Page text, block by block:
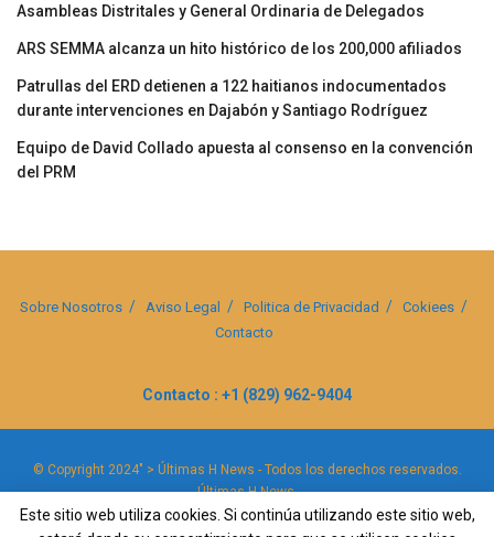
Asambleas Distritales y General Ordinaria de Delegados
ARS SEMMA alcanza un hito histórico de los 200,000 afiliados
Patrullas del ERD detienen a 122 haitianos indocumentados
durante intervenciones en Dajabón y Santiago Rodríguez
Equipo de David Collado apuesta al consenso en la convención
del PRM
Sobre Nosotros Aviso Legal Politica de Privacidad
Cokiees
Contacto
Contacto : +1 (829) 962-9404
© Copyright 2024" > Últimas H News - Todos los derechos reservados.
Últimas H News.
Este sitio web utiliza cookies. Si continúa utilizando este sitio web,